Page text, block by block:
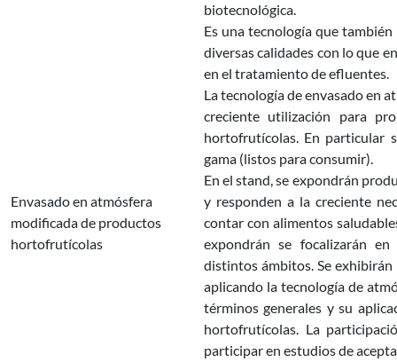
biotecnológica.
Es una tecnología que
diversas calidades con lo que
en el tratamiento de efluentes.
Envasado en atmósfera
modificada de productos
hortofrutícolas
La tecnología de envasado en
creciente utilización para
hortofrutícolas. En particular
gama (listos para consumir).
En el stand, se expondrán
y responden a la creciente
contar con alimentos
expondrán se focalizarán
distintos ámbitos. Se
aplicando la tecnología de
términos generales y su
hortofrutícolas. La
participar en estudios de